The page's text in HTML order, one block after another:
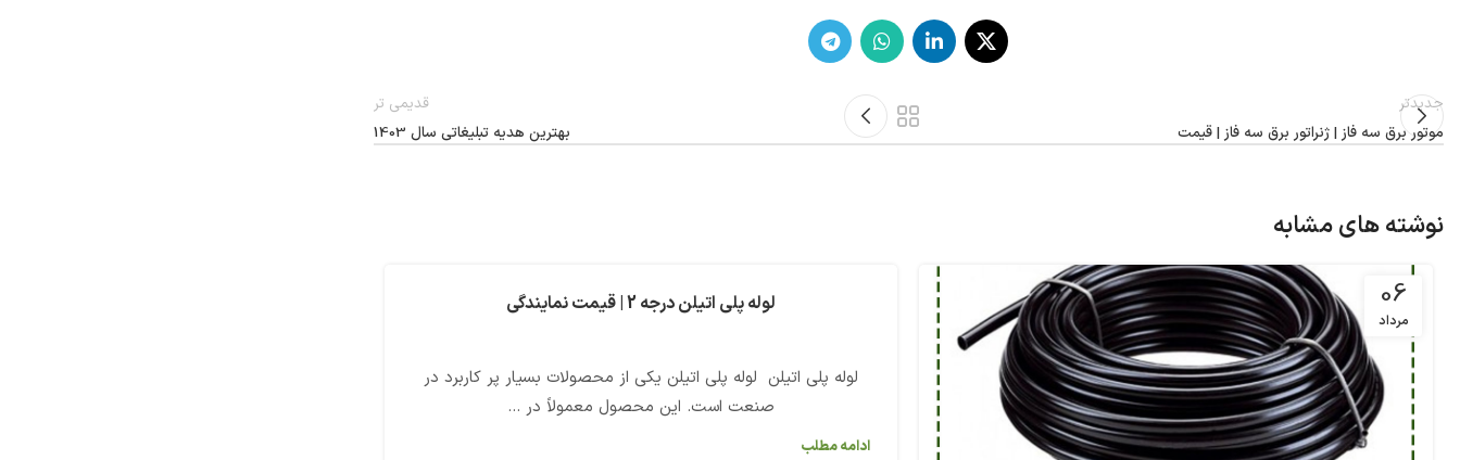
جدیدتر
موتور برق سه فاز | ژنراتور برق سه فاز | قیمت
قدیمی تر
بهترین هدیه تبلیغاتی سال 1403
نوشته های مشابه
06
مرداد
لوله پلی اتیلن درجه 2 | قیمت نمایندگی
لوله پلی اتیلن لوله پلی اتیلن یکی از محصولات بسیار پر کاربرد در
صنعت است. این محصول معمولاً در ...
ادامه مطلب